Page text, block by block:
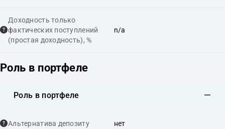
Доходность только
фактических поступлений
(простая доходность), %
n/a
Роль в портфеле
Роль в портфеле
Альтернатива депозиту нет